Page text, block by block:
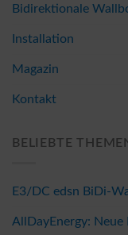
Bidirektionale
Installation
Magazin
Kontakt
BELIEBTE
E3/DC edsn BiDi-
AllDayEnergy: